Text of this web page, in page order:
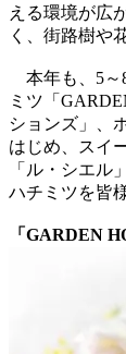
える環境が広
く、街路樹や
本年も、5～
ミツ「
ションズ」、
はじめ、スイ
「ル・シエル
ハチミツを皆
「GARDEN